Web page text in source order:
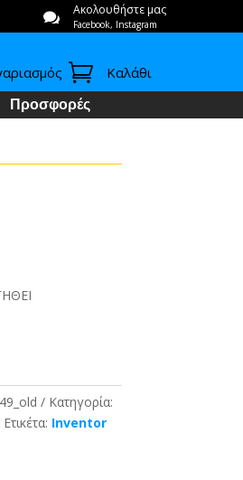
 Ακολουθήστε μας
Facebook, Instagram
 Καλάθι
Προσφορές
Κατηγορία:
Ετικέτα: Inventor